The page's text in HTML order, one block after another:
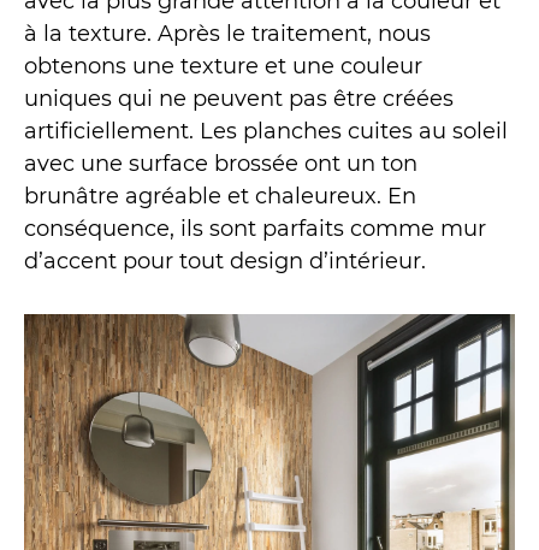
à la texture. Après le traitement, nous
obtenons une texture et une couleur
uniques qui ne peuvent pas être créées
artificiellement. Les planches cuites au soleil
avec une surface brossée ont un ton
brunâtre agréable et chaleureux. En
conséquence, ils sont parfaits comme mur
d’accent pour tout design d’intérieur.